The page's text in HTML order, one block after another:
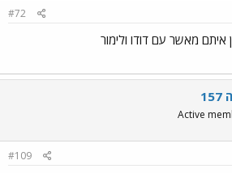
#72
איתם מאשר עם דודו ולימור
Active
#109